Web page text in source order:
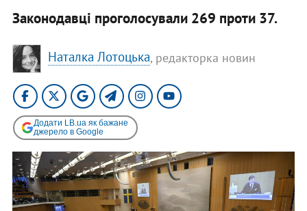
Законодавці проголосували 269 проти 37.
Наталка Лотоцька, редакторка новин
Додати LB.ua як бажане
джерело в Google